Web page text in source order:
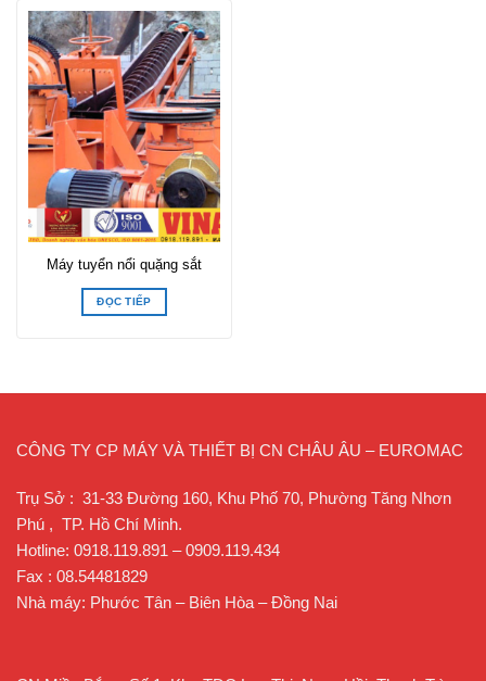
Máy tuyển nổi quặng sắt
ĐỌC TIẾP
CÔNG TY CP MÁY VÀ THIẾT BỊ CN CHÂU ÂU – EUROMAC
Trụ Sở : 31-33 Đường 160, Khu Phố 70, Phường Tăng Nhơn
Phú , TP. Hồ Chí Minh.
Hotline: 0918.119.891 – 0909.119.434
Fax : 08.54481829
Nhà máy: Phước Tân – Biên Hòa – Đồng Nai